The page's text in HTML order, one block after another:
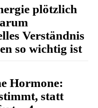
plötzlich
Verständnis
so wichtig ist
Hormone:
statt